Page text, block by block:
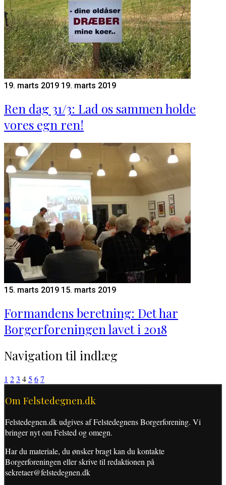
19. marts 2019 19. marts 2019
Ren dag 31/3: Lad os sammen holde
vores egn ren!
15. marts 2019 15. marts 2019
Formandens beretning: Det har
Borgerforeningen lavet i 2018
Navigation til indlæg
1 23 45 67
Om Felstedegnen.dk
Felstedegnen.dk udgives af Felstedegnens Borgerforening. Vi
bringer nyt om Felsted og omegn.
Har du materiale, du ønsker bragt kan du kontakte
Borgerforeningen eller skrive til redaktionen på
sekretaer@felstedegnen.dk